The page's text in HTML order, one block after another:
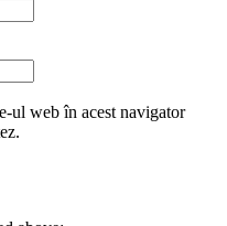
ul web în acest navigator